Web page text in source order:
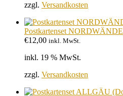
zzgl. Versandkosten
Postkartenset NORDWÄNDE
€12,00 inkl. MwSt.
inkl. 19 % MwSt.
zzgl. Versandkosten